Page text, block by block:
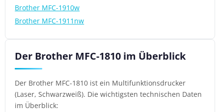
Brother MFC-1910w
Brother MFC-1911nw
Der Brother MFC-1810 im Überblick
Der Brother MFC-1810 ist ein Multifunktionsdrucker
(Laser, Schwarzweiß). Die wichtigsten technischen Daten
im Überblick: